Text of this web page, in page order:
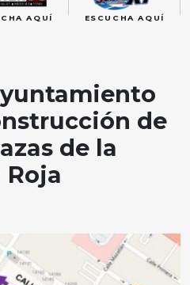
AQUÍ ESCUCHA AQUÍ
de
de la